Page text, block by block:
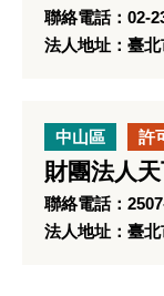
聯絡電話：02-
法人地址：臺
中山區 許
財團法人
聯絡電話：
法人地址：臺